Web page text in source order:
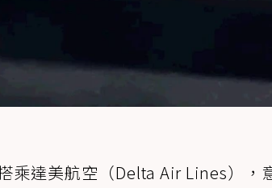
乘達美航空（Delta Air Lines），